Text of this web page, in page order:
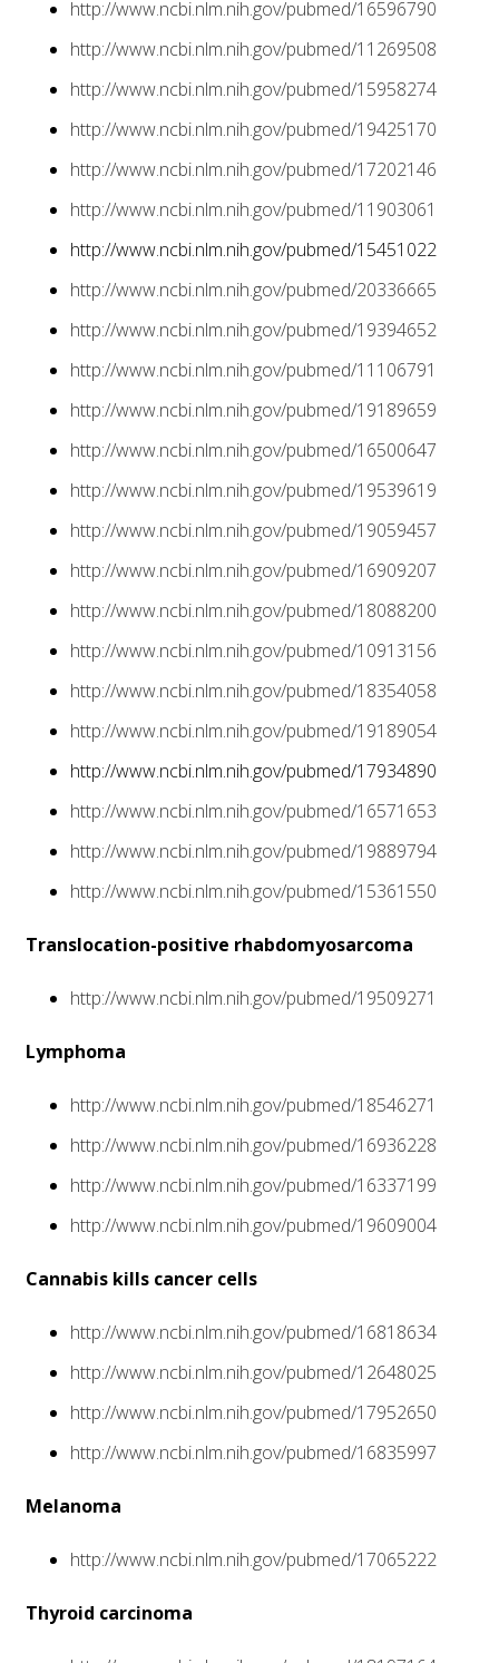
http://www.ncbi.nlm.nih.gov/pubmed/16596790
http://www.ncbi.nlm.nih.gov/pubmed/11269508
http://www.ncbi.nlm.nih.gov/pubmed/15958274
http://www.ncbi.nlm.nih.gov/pubmed/19425170
http://www.ncbi.nlm.nih.gov/pubmed/17202146
http://www.ncbi.nlm.nih.gov/pubmed/11903061
http://www.ncbi.nlm.nih.gov/pubmed/15451022
http://www.ncbi.nlm.nih.gov/pubmed/20336665
http://www.ncbi.nlm.nih.gov/pubmed/19394652
http://www.ncbi.nlm.nih.gov/pubmed/11106791
http://www.ncbi.nlm.nih.gov/pubmed/19189659
http://www.ncbi.nlm.nih.gov/pubmed/16500647
http://www.ncbi.nlm.nih.gov/pubmed/19539619
http://www.ncbi.nlm.nih.gov/pubmed/19059457
http://www.ncbi.nlm.nih.gov/pubmed/16909207
http://www.ncbi.nlm.nih.gov/pubmed/18088200
http://www.ncbi.nlm.nih.gov/pubmed/10913156
http://www.ncbi.nlm.nih.gov/pubmed/18354058
http://www.ncbi.nlm.nih.gov/pubmed/19189054
http://www.ncbi.nlm.nih.gov/pubmed/17934890
http://www.ncbi.nlm.nih.gov/pubmed/16571653
http://www.ncbi.nlm.nih.gov/pubmed/19889794
http://www.ncbi.nlm.nih.gov/pubmed/15361550
Translocation-positive rhabdomyosarcoma
http://www.ncbi.nlm.nih.gov/pubmed/19509271
Lymphoma
http://www.ncbi.nlm.nih.gov/pubmed/18546271
http://www.ncbi.nlm.nih.gov/pubmed/16936228
http://www.ncbi.nlm.nih.gov/pubmed/16337199
http://www.ncbi.nlm.nih.gov/pubmed/19609004
Cannabis kills cancer cells
http://www.ncbi.nlm.nih.gov/pubmed/16818634
http://www.ncbi.nlm.nih.gov/pubmed/12648025
http://www.ncbi.nlm.nih.gov/pubmed/17952650
http://www.ncbi.nlm.nih.gov/pubmed/16835997
Melanoma
http://www.ncbi.nlm.nih.gov/pubmed/17065222
Thyroid carcinoma